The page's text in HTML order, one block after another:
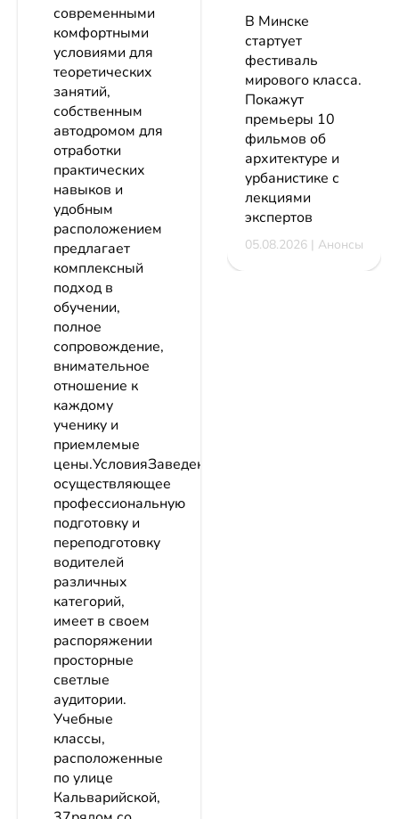
современными
комфортными
условиями для
теоретических
занятий,
собственным
автодромом для
отработки
практических
навыков и
удобным
расположением
предлагает
комплексный
подход в
обучении,
полное
сопровождение,
внимательное
отношение к
каждому
ученику и
приемлемые
цены.УсловияЗаведение,
осуществляющее
профессиональную
подготовку и
переподготовку
водителей
различных
категорий,
имеет в своем
распоряжении
просторные
светлые
аудитории.
Учебные
классы,
расположенные
по улице
Кальварийской,
В Минске
стартует
фестиваль
мирового класса.
Покажут
премьеры 10
фильмов об
архитектуре и
урбанистике с
лекциями
экспертов
05.08.2026 | Анонсы